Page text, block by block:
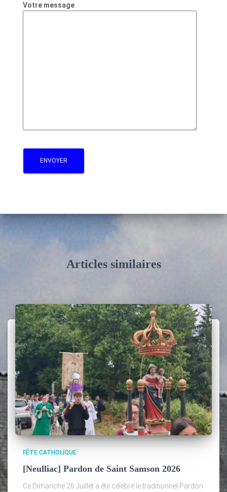
Votre message
Articles similaires
FÊTE CATHOLIQUE
[Neulliac] Pardon de Saint Samson 2026
Ce Dimanche 26 Juillet a été célébré le traditionnel Pardon